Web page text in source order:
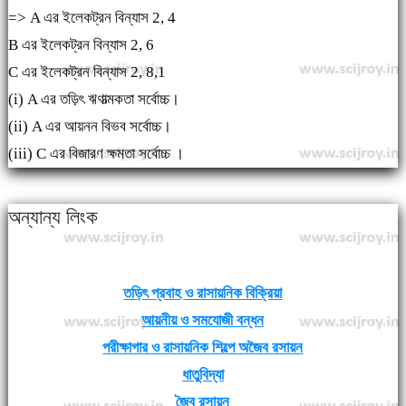
=> A এর ইলেকট্রন বিন্যাস 2, 4
B এর ইলেকট্রন বিন্যাস 2, 6
C এর ইলেকট্রন বিন্যাস 2, 8,1
(i) A এর তড়িৎ ঋণাত্মকতা সর্বোচ্চ।
(ii) A এর আয়নন বিভব সর্বোচ্চ।
(iii) C এর বিজারণ ক্ষমতা সর্বোচ্চ ।
অন্যান্য লিংক
তড়িৎ প্রবাহ ও রাসায়নিক বিক্রিয়া
আয়নীয় ও সমযোজী বন্ধন
পরীক্ষাগার ও রাসায়নিক শিল্পে অজৈব রসায়ন
ধাতুবিদ্যা
জৈব রসায়ন